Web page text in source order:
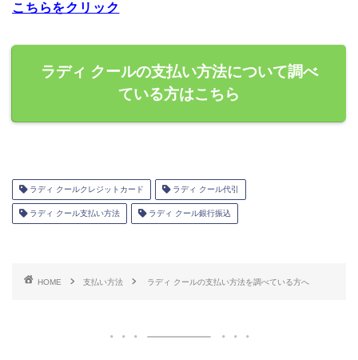
こちらをクリック
ラディ クールの支払い方法について調べ
ている方はこちら
ラディ クールクレジットカード ラディ クール代引
ラディ クール支払い方法 ラディ クール銀行振込
HOME 支払い方法 ラディ クールの支払い方法を調べている方へ